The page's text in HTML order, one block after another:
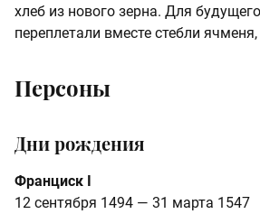
хлеб из нового зерна. Для
переплетали вместе стебли
Персоны
Дни рождения
Франциск I
12 сентября 1494 — 31 марта 1547